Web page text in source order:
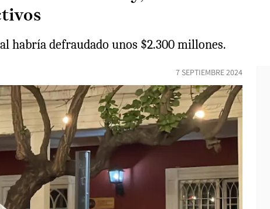
habría defraudado unos $2.300 millones.
7 SEPTIEMBRE 2024